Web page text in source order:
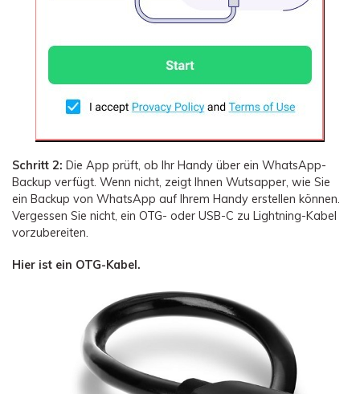
Schritt 2: Die App prüft, ob Ihr Handy über ein WhatsApp-
Backup verfügt. Wenn nicht, zeigt Ihnen Wutsapper, wie Sie
ein Backup von WhatsApp auf Ihrem Handy erstellen können.
Vergessen Sie nicht, ein OTG- oder USB-C zu Lightning-Kabel
vorzubereiten.
Hier ist ein OTG-Kabel.